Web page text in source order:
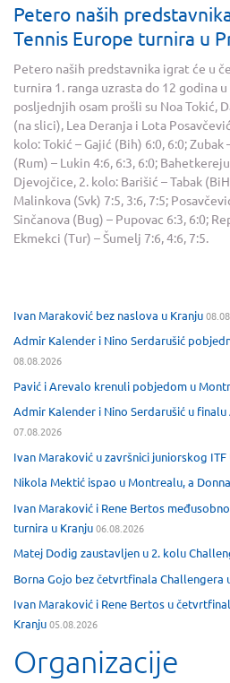
Petero naših
Tennis Europe turnira u
Petero naših predstavnika igrat će u
turnira 1. ranga uzrasta do 12 godina
posljednjih osam prošli su Noa Tokić,
(na slici), Lea Deranja i Lota
kolo: Tokić – Gajić (Bih) 6:0, 6:0; Zubak
(Rum) – Lukin 4:6, 6:3, 6:0;
Djevojčice, 2. kolo: Barišić – Tabak
Malinkova (Svk) 7:5, 3:6, 7:5;
Sinčanova (Bug) – Pupovac 6:3, 6:0;
Ekmekci (Tur) – Šumelj 7:6, 4:6, 7:5.
Ivan Maraković bez naslova u Kranju
Admir Kalender i Nino Serdarušić
08.08.2026
Pavić i Arevalo krenuli pobjedom u
Admir Kalender i Nino Serdarušić u finalu
07.08.2026
Ivan Maraković u završnici juniorskog
Nikola Mektić ispao u Montrealu, a
Ivan Maraković i Rene Bertos
turnira u Kranju06.08.2026
Matej Dodig zaustavljen u 2. kolu
Borna Gojo bez četvrtfinala Challengera
Ivan Maraković i Rene Bertos u
Kranju05.08.2026
Organizacije